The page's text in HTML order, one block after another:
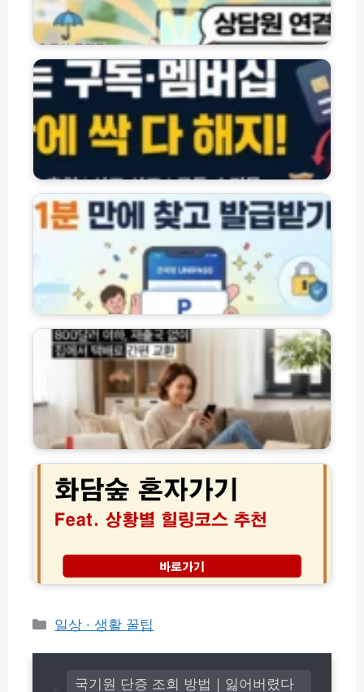
리
(햇
살
론
·
새
망
홀
씨
잇
신
대
출)
객
센
터
전
화
번
호
및
상
담
원
연
결
방
기
구
독
·
멤
버
십
서
비
스
해
불
방
법
인
통
관
번
기
급
및
법
간
단!)
외
여
품
방
법
(+우
담
숲
을
상
황
카
일상 · 생활 꿀팁
국기원 단증 조회 방법｜잃어버렸다